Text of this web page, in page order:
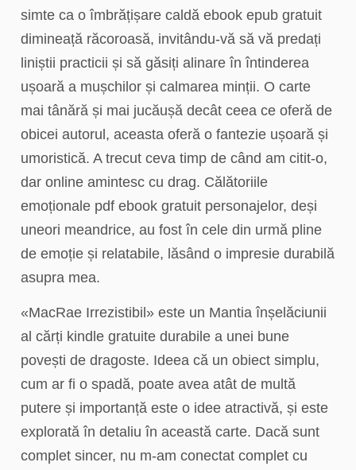
simte ca o îmbrățișare caldă ebook epub gratuit
dimineață răcoroasă, invitându-vă să vă predați
liniștii practicii și să găsiți alinare în întinderea
ușoară a mușchilor și calmarea minții. O carte
mai tânără și mai jucăușă decât ceea ce oferă de
obicei autorul, aceasta oferă o fantezie ușoară și
umoristică. A trecut ceva timp de când am citit-o,
dar online amintesc cu drag. Călătoriile
emoționale pdf ebook gratuit personajelor, deși
uneori meandrice, au fost în cele din urmă pline
de emoție și relatabile, lăsând o impresie durabilă
asupra mea.
«MacRae Irrezistibil» este un Mantia înșelăciunii
al cărți kindle gratuite durabile a unei bune
povești de dragoste. Ideea că un obiect simplu,
cum ar fi o spadă, poate avea atât de multă
putere și importanță este o idee atractivă, și este
explorată în detaliu în această carte. Dacă sunt
complet sincer, nu m-am conectat complet cu